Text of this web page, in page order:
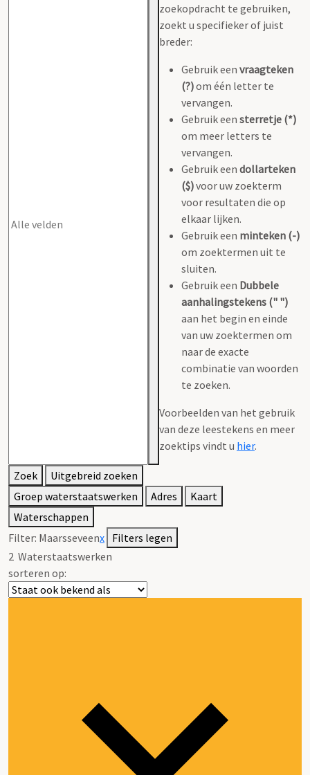
zoekopdracht te gebruiken,
zoekt u specifieker of juist
breder:
Gebruik een vraagteken
(?)om één letter te
vervangen.
Gebruik een sterretje (*)
om meer letters te
vervangen.
Gebruik een dollarteken
($)voor uw zoekterm
voor resultaten die op
elkaar lijken.
Gebruik een minteken (-)
om zoektermen uit te
sluiten.
Gebruik een Dubbele
aanhalingstekens (" ")
aan het begin en einde
van uw zoektermen om
naar de exacte
combinatie van woorden
te zoeken.
Voorbeelden van het gebruik
van deze leestekens en meer
zoektips vindt u hier.
Zoek
Uitgebreid zoeken
Groep waterstaatswerken
Adres
Kaart
Waterschappen
Filter: Maarsseveenx Filters legen
2 Waterstaatswerken
sorteren op: